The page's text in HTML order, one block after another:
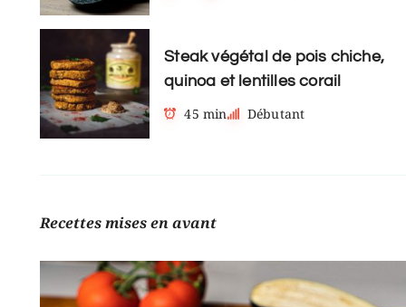
Steak végétal de pois chiche,
quinoa et lentilles corail
45 min
Débutant
Recettes mises en avant